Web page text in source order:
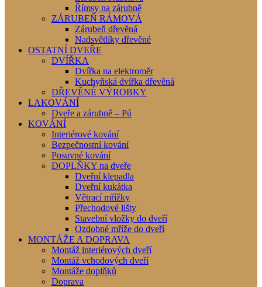
Římsy na zárubně
ZÁRUBEŇ RÁMOVÁ
Zárubeň dřevěná
Nadsvětlíky dřevěné
OSTATNÍ DVEŘE
DVÍŘKA
Dvířka na elektroměr
Kuchyňská dvířka dřevěná
DŘEVĚNÉ VÝROBKY
LAKOVÁNÍ
Dveře a zárubně – Pú
KOVÁNÍ
Interiérové kování
Bezpečnostní kování
Posuvné kování
DOPLŇKY na dveře
Dveřní klepadla
Dveřní kukátka
Větrací mřížky
Přechodové lišty
Stavební vložky do dveří
Ozdobné mříže do dveří
MONTÁŽE A DOPRAVA
Montáž interiérových dveří
Montáž vchodových dveří
Montáže doplňků
Doprava